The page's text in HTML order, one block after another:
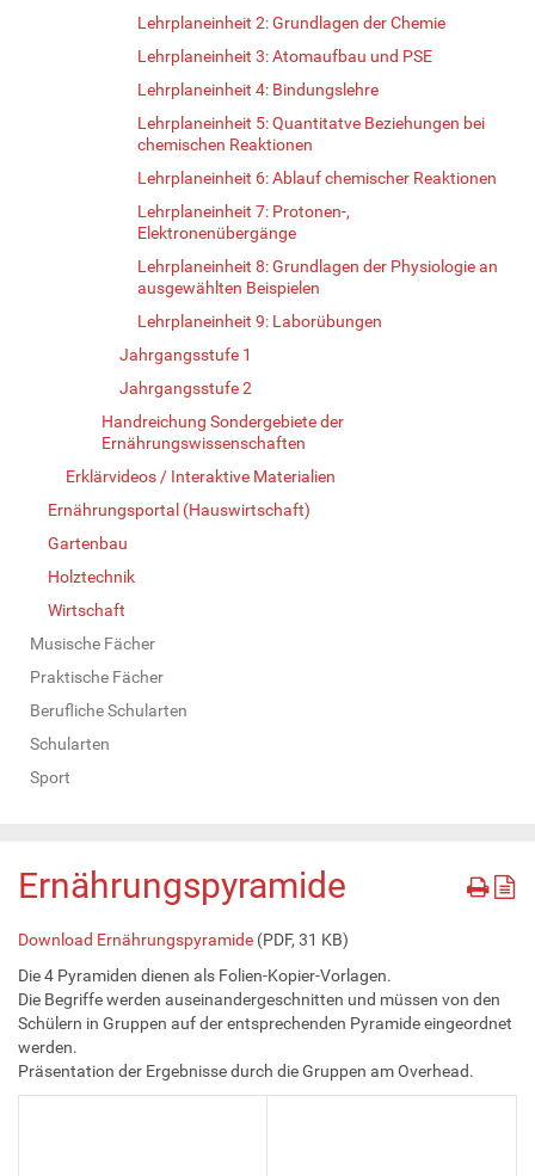
Lehrplaneinheit 2: Grundlagen der Chemie
Lehrplaneinheit 3: Atomaufbau und PSE
Lehrplaneinheit 4: Bindungslehre
Lehrplaneinheit 5: Quantitatve Beziehungen bei
chemischen Reaktionen
Lehrplaneinheit 6: Ablauf chemischer Reaktionen
Lehrplaneinheit 7: Protonen-,
Elektronenübergänge
Lehrplaneinheit 8: Grundlagen der Physiologie an
ausgewählten Beispielen
Lehrplaneinheit 9: Laborübungen
Jahrgangsstufe 1
Jahrgangsstufe 2
Handreichung Sondergebiete der
Ernährungswissenschaften
Erklärvideos / Interaktive Materialien
Ernährungsportal (Hauswirtschaft)
Gartenbau
Holztechnik
Wirtschaft
Musische Fächer
Praktische Fächer
Berufliche Schularten
Schularten
Sport
Ernährungspyramide
Download Ernährungspyramide (PDF, 31 KB)
Die 4 Pyramiden dienen als Folien-Kopier-Vorlagen.
Die Begriffe werden auseinandergeschnitten und müssen von den
Schülern in Gruppen auf der entsprechenden Pyramide eingeordnet
werden.
Präsentation der Ergebnisse durch die Gruppen am Overhead.